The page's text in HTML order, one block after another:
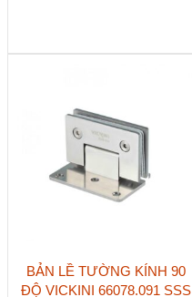
BẢN LỀ TƯỜNG KÍNH 90
ĐỘ VICKINI 66078.091 SSS